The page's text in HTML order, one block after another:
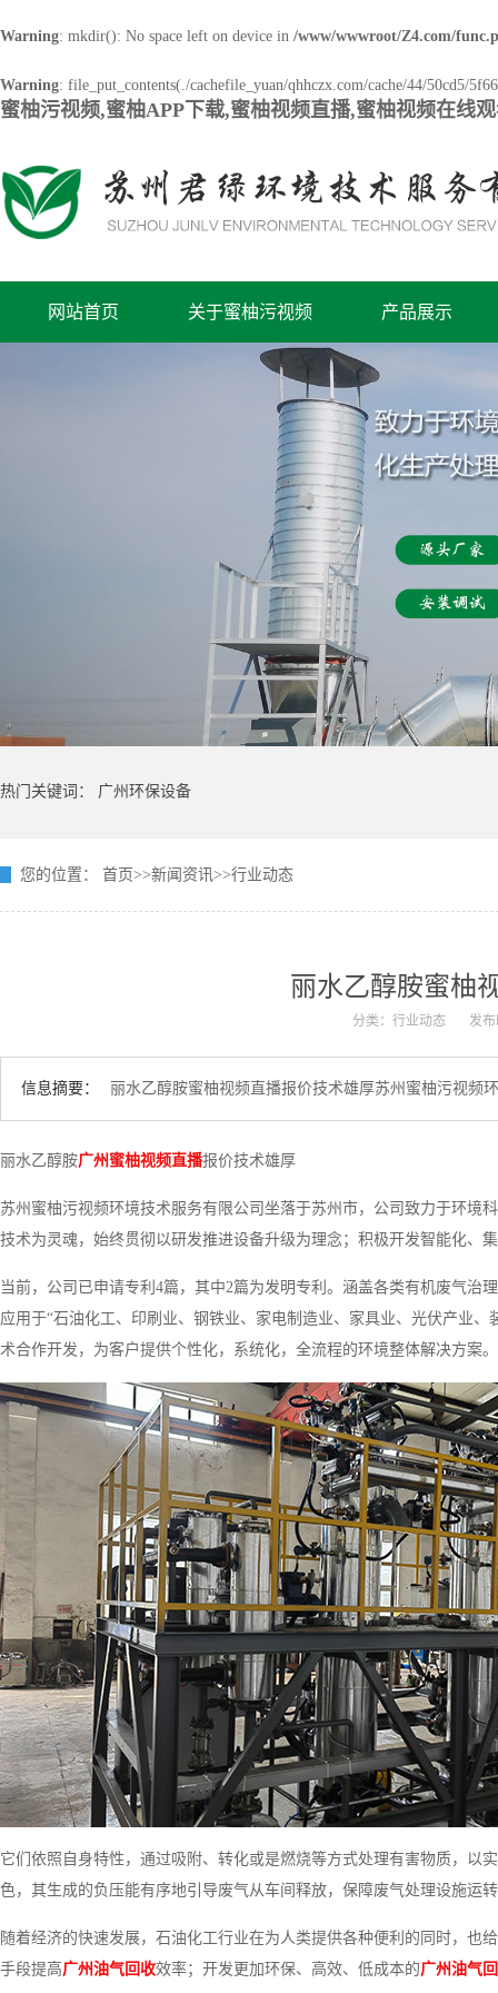
Warning: mkdir(): No space left on device in /www/wwwroot/Z4.com/
Warning: file_put_contents(./cachefile_yuan/qhhczx.com/cache/44/50cd5/
蜜柚污视频,蜜柚APP下载,蜜柚视频直播,蜜柚视频在线
网站首页 关于蜜柚污视频 产品展示
热门关键词： 广州环保设备
您的位置： 首页>>新闻资讯>>行业动态
丽水乙醇胺蜜柚
分类：行业动态 发
信息摘要： 丽水乙醇胺蜜柚视频直播报价技术雄厚苏州蜜柚污视频
丽水乙醇胺广州蜜柚视频直播报价技术雄厚
苏州蜜柚污视频环境技术服务有限公司坐落于苏州市，公司致力于环境
技术为灵魂，始终贯彻以研发推进设备升级为理念；积极开发智能化、
当前，公司已申请专利4篇，其中2篇为发明专利。涵盖各类有机废气
应用于“石油化工、印刷业、钢铁业、家电制造业、家具业、光伏产业
术合作开发，为客户提供个性化，系统化，全流程的环境整体解决方案。
它们依照自身特性，通过吸附、转化或是燃烧等方式处理有害物质，以
色，其生成的负压能有序地引导废气从车间释放，保障废气处理设施运
随着经济的快速发展，石油化工行业在为人类提供各种便利的同时，也
手段提高广州油气回收效率；开发更加环保、高效、低成本的广州油气